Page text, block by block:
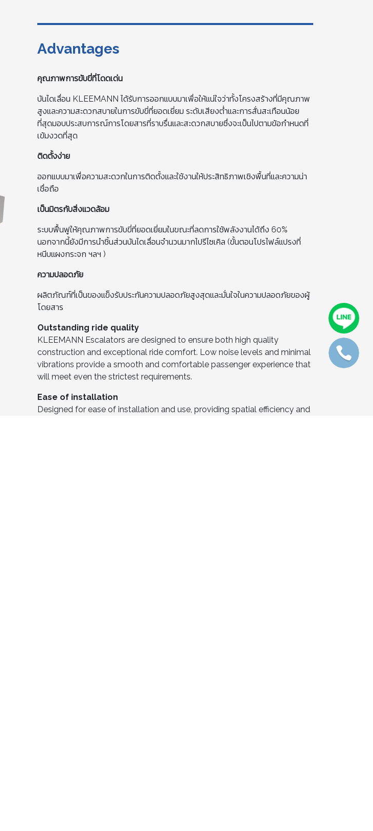
Advantages
คุณภาพการขับขี่ที่โดดเด่น
บันไดเลื่อน KLEEMANN ได้รับการออกแบบมาเพื่อให้แน่ใจว่าทั้งโครงสร้างที่มีคุณภาพ
สูงและความสะดวกสบายในการขับขี่ที่ยอดเยี่ยม ระดับเสียงต่ำและการสั่นสะเทือนน้อย
ที่สุดมอบประสบการณ์การโดยสารที่ราบรื่นและสะดวกสบายซึ่งจะเป็นไปตามข้อกำหนดที่
เข้มงวดที่สุด
ติดตั้งง่าย
ออกแบบมาเพื่อความสะดวกในการติดตั้งและใช้งานให้ประสิทธิภาพเชิงพื้นที่และความน่า
เชื่อถือ
เป็นมิตรกับสิ่งแวดล้อม
ระบบฟื้นฟูให้คุณภาพการขับขี่ที่ยอดเยี่ยมในขณะที่ลดการใช้พลังงานได้ถึง 60%
นอกจากนี้ยังมีการนำชิ้นส่วนบันไดเลื่อนจำนวนมากไปรีไซเคิล (ขั้นตอนโปรไฟล์แปรงที่
หนีบแผงกระจก ฯลฯ )
ความปลอดภัย
ผลิตภัณฑ์ที่เป็นของแข็งรับประกันความปลอดภัยสูงสุดและมั่นใจในความปลอดภัยของผู้
โดยสาร
Outstanding ride quality
KLEEMANN Escalators are designed to ensure both high quality
construction and exceptional ride comfort. Low noise levels and minimal
vibrations provide a smooth and comfortable passenger experience that
will meet even the strictest requirements.
Ease of installation
Designed for ease of installation and use, providing spatial efficiency and